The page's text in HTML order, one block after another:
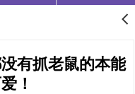
󰊒
有抓老鼠的本能
！